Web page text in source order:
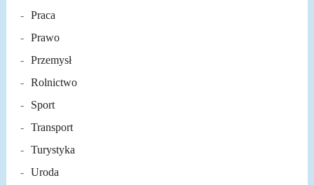
Praca
Prawo
Przemysł
Rolnictwo
Sport
Transport
Turystyka
Uroda